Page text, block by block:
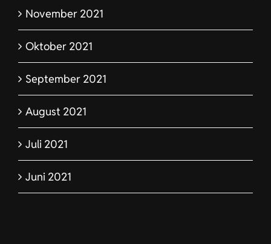
November 2021
Oktober 2021
September 2021
August 2021
Juli 2021
Juni 2021